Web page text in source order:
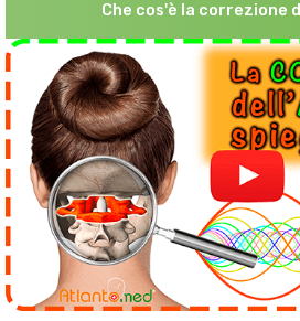
Che cos'è la correzione